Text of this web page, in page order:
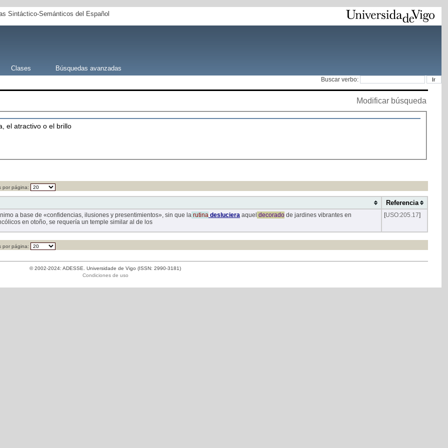
Sintáctico-Semánticos del Español
Clases Búsquedas avanzadas
Buscar verbo:
Modificar búsqueda
el atractivo o el brillo
por página:
Referencia
a base de «confidencias, ilusiones y presentimientos», sin que larutinadeslucieraaquel decoradode jardines vibrantes en
en otoño, se requería un temple similar al de los
[USO:205.17]
por página:
© 2002-2024: ADESSE. Universidade de Vigo (ISSN: 2990-3181)
Condiciones de uso